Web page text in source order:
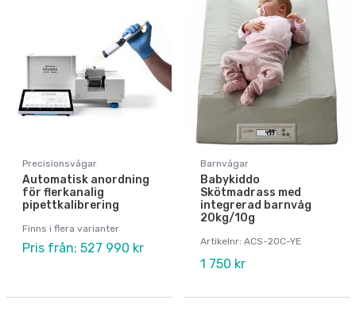
Precisionsvågar
Automatisk anordning
för flerkanalig
pipettkalibrering
Finns i flera varianter
Pris från: 527 990 kr
Barnvågar
Babykiddo
Skötmadrass med
integrerad barnvåg
20kg/10g
Artikelnr: ACS-20C-YE
1 750 kr